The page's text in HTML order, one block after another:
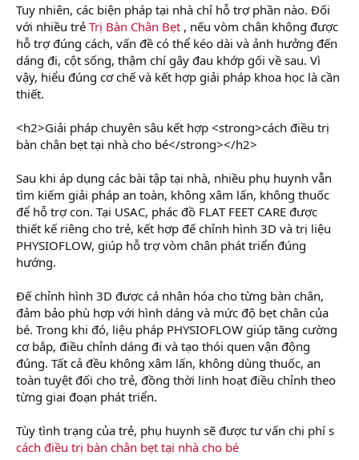
Tuy nhiên, các biện pháp tại nhà chỉ hỗ trợ phần nào. Đối
với nhiều trẻ Trị Bàn Chân Bẹt , nếu vòm chân không được
hỗ trợ đúng cách, vấn đề có thể kéo dài và ảnh hưởng đến
dáng đi, cột sống, thậm chí gây đau khớp gối về sau. Vì
vậy, hiểu đúng cơ chế và kết hợp giải pháp khoa học là cần
thiết.
<h2>Giải pháp chuyên sâu kết hợp <strong>cách điều trị
bàn chân bẹt tại nhà cho bé</strong></h2>
Sau khi áp dụng các bài tập tại nhà, nhiều phụ huynh vẫn
tìm kiếm giải pháp an toàn, không xâm lấn, không thuốc
để hỗ trợ con. Tại USAC, phác đồ FLAT FEET CARE được
thiết kế riêng cho trẻ, kết hợp đế chỉnh hình 3D và trị liệu
PHYSIOFLOW, giúp hỗ trợ vòm chân phát triển đúng
hướng.
Đế chỉnh hình 3D được cá nhân hóa cho từng bàn chân,
đảm bảo phù hợp với hình dáng và mức độ bẹt chân của
bé. Trong khi đó, liệu pháp PHYSIOFLOW giúp tăng cường
cơ bắp, điều chỉnh dáng đi và tạo thói quen vận động
đúng. Tất cả đều không xâm lấn, không dùng thuốc, an
toàn tuyệt đối cho trẻ, đồng thời linh hoạt điều chỉnh theo
từng giai đoạn phát triển.
Tùy tình trạng của trẻ, phụ huynh sẽ được tư vấn chi phí s
cách điều trị bàn chân bẹt tại nhà cho bé